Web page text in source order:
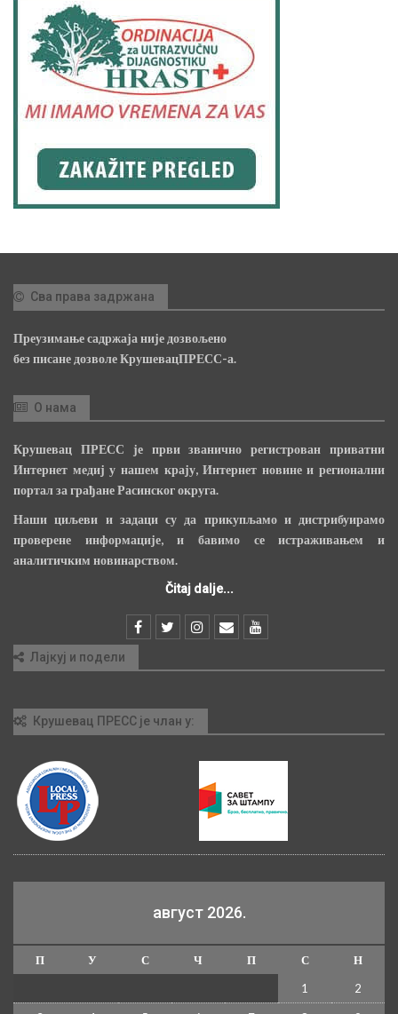
Сва права задржана
Преузимање садржаја није дозвољено
без писане дозволе КрушевацПРЕСС-а.
О нама
Крушевац ПРЕСС је први званично регистрован приватни
Интернет медиј у нашем крају, Интернет новине и регионални
портал за грађане Расинског округа.
Наши циљеви и задаци су да прикупљамо и дистрибуирамо
проверене информације, и бавимо се истраживањем и
аналитичким новинарством.
Čitaj dalje...
Лајкуј и подели
Крушевац ПРЕСС је члан у:
август 2026.
П У С Ч П С
Н
1
2